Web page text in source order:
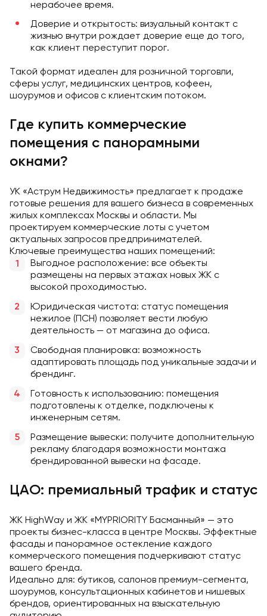
нерабочее время.
Доверие и открытость: визуальный контакт с
жизнью внутри рождает доверие еще до того,
как клиент переступит порог.
Такой формат идеален для розничной торговли,
сферы услуг, медицинских центров, кофеен,
шоурумов и офисов с клиентским потоком.
Где купить коммерческие
помещения с панорамными
окнами?
УК «Аструм Недвижимость» предлагает к продаже
готовые решения для вашего бизнеса в современных
жилых комплексах Москвы и области. Мы
проектируем коммерческие лоты с учетом
актуальных запросов предпринимателей.
Ключевые преимущества наших помещений:
Выгодное расположение: все объекты
размещены на первых этажах новых ЖК с
высокой проходимостью.
Юридическая чистота: статус помещения
нежилое (ПСН) позволяет вести любую
деятельность — от магазина до офиса.
Свободная планировка: возможность
адаптировать площадь под уникальные задачи и
брендинг.
Готовность к использованию: помещения
подготовлены к отделке, подключены к
инженерным сетям.
Размещение вывески: получите дополнительную
рекламу благодаря возможности монтажа
брендированной вывески на фасаде.
ЦАО: премиальный трафик и статус
ЖК HighWay и ЖК «MYPRIORITY Басманный» — это
проекты бизнес-класса в центре Москвы. Эффектные
фасады и панорамное остекление каждого
коммерческого помещения подчеркивают статус
вашего бренда.
Идеально для: бутиков, салонов премиум-сегмента,
шоурумов, консультационных кабинетов и нишевых
брендов, ориентированных на взыскательную